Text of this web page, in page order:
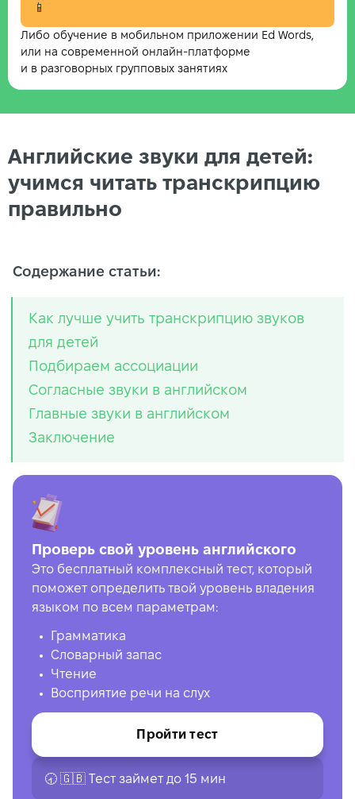
📱
Либо обучение в мобильном приложении Ed Words,
или на современной онлайн-платформе
и в разговорных групповых занятиях
Английские звуки для детей:
учимся читать транскрипцию
правильно
Содержание статьи:
Как лучше учить транскрипцию звуков
для детей
Подбираем ассоциации
Согласные звуки в английском
Главные звуки в английском
Заключение
Проверь свой уровень английского
Это бесплатный комплексный тест, который
поможет определить твой уровень владения
языком по всем параметрам:
Грамматика
Словарный запас
Чтение
Восприятие речи на слух
Пройти тест
🕣 🇬🇧 Tест займет до 15 мин